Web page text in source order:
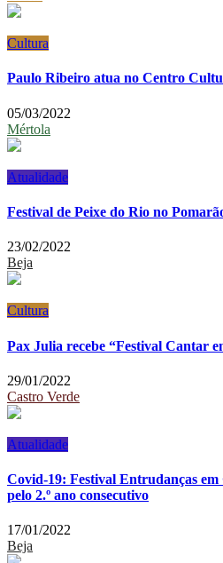
Cultura
Paulo Ribeiro atua no Centro
05/03/2022
Mértola
Atualidade
Festival de Peixe do Rio no
23/02/2022
Beja
Cultura
Pax Julia recebe “Festival Cantar
29/01/2022
Castro Verde
Atualidade
Covid-19: Festival Entrudanças em
pelo 2.º ano consecutivo
17/01/2022
Beja